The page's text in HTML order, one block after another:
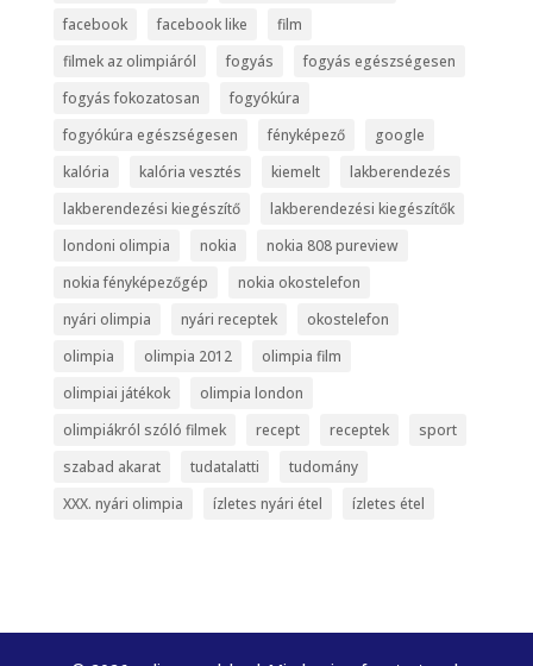
facebook
facebook like
film
filmek az olimpiáról
fogyás
fogyás egészségesen
fogyás fokozatosan
fogyókúra
fogyókúra egészségesen
fényképező
google
kalória
kalória vesztés kiemelt
lakberendezés
lakberendezési kiegészítő
lakberendezési kiegészítők
londoni olimpia
nokia
nokia 808 pureview
nokia fényképezőgép
nokia okostelefon
nyári olimpia
nyári receptek
okostelefon
olimpia
olimpia 2012
olimpia film
olimpiai játékok
olimpia london
olimpiákról szóló filmek
recept receptek
sport
szabad akarat
tudatalatti
tudomány
XXX. nyári olimpia
ízletes nyári étel ízletes étel